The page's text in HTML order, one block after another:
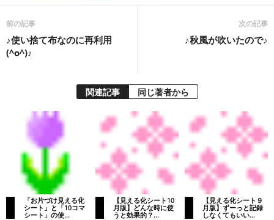
前の記事
♪使い捨て布なのに再利用
(^o^)♪
次の記事
♪秋風が吹いたので♪
関連記事 同じ著者から
「お片づけ見える化
シート」と「10コマ
シート」の使...
【見える化シート10
月版】どんな時に使
うと効果的？...
【見える化シート９
月版】ずーっと記録
しなくてもいい...